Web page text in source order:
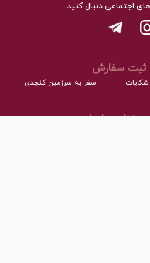
اجتماعی دنبال کنید
ثبت سفارش
سفر به سرزمین کنجدی
تماس با ما